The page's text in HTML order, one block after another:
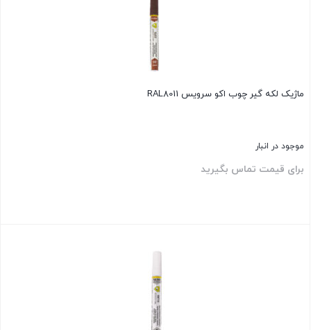
ماژیک لکه گیر چوب اکو سرویس RAL8011
موجود در انبار
برای قیمت تماس بگیرید